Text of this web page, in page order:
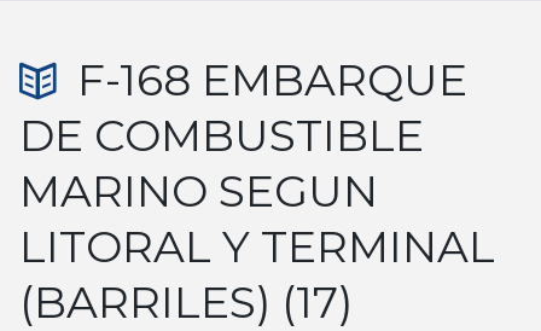
F-168 EMBARQUE
DE COMBUSTIBLE
MARINO SEGUN
LITORAL Y TERMINAL
(BARRILES) (17)